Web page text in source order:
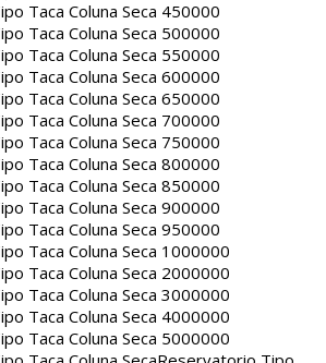
Taca Coluna Seca 450000
Taca Coluna Seca 500000
Taca Coluna Seca 550000
Taca Coluna Seca 600000
Taca Coluna Seca 650000
Taca Coluna Seca 700000
Taca Coluna Seca 750000
Taca Coluna Seca 800000
Taca Coluna Seca 850000
Taca Coluna Seca 900000
Taca Coluna Seca 950000
Taca Coluna Seca 1000000
Taca Coluna Seca 2000000
Taca Coluna Seca 3000000
Taca Coluna Seca 4000000
Taca Coluna Seca 5000000